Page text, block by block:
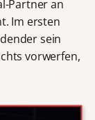
Partner an
Im ersten
sein
vorwerfen,